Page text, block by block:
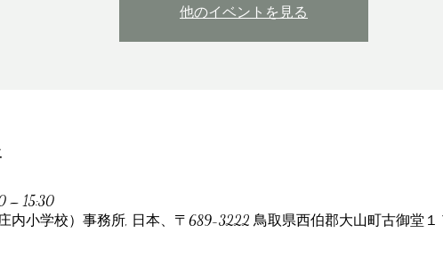
他のイベントを見る
– 15:30
内小学校）事務所, 日本、〒689-3222 鳥取県西伯郡大山町古御堂１